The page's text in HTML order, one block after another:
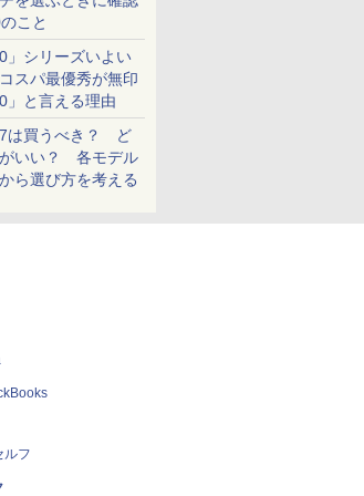
こと
」シリーズいよい
スパ最優秀が無印
」と言える理由
は買うべき？ ど
いい？ 各モデル
ら選び方を考える
ルフ